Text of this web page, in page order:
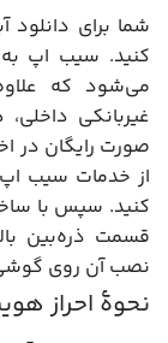
شما برای دانلود
کنید. سیب اپ به
می‌شود که
غیربانکی داخلی،
از خدمات سیب
کنید. سپس با
قسمت ذره‌بین
نصب آن روی
نحوۀ احراز